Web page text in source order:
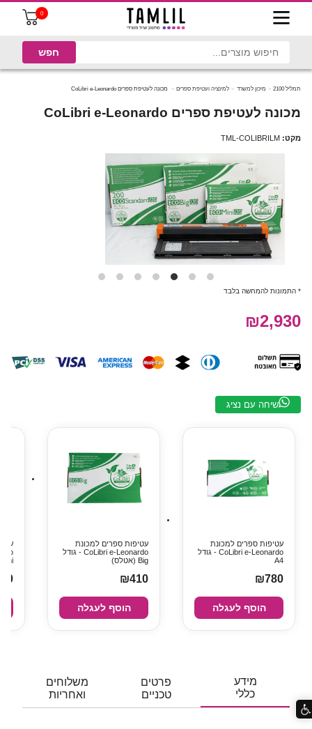
0
תמליל 2100 מיכון למשרד למינציה ועטיפת ספרים מכונה לעטיפת ספרים CoLibri e-Leonardo
מכונה לעטיפת ספרים CoLibri e-Leonardo
מקט: TML-COLIBRILM
* התמונות להמחשה בלבד
₪2,930
שיחה עם נציג
עטיפות ספרים למכונת
CoLibri e-Leonardo - גודל
A4
₪780
הוסף לעגלה
עטיפות ספרים למכונת
CoLibri e-Leonardo - גודל
Big (אטלס)
₪410
הוסף לעגלה
Mini
מידע
כללי
פרטים
טכניים
משלוחים
ואחריות